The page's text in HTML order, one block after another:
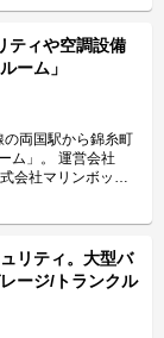
んな方
移動が必要な法人の
ックスガレージ一之
の防犯カメラを設
にお住いのファミリ
ィや
、施設入口にはセコ
います。また、庫内
てご利用頂けます。
、換気扇も設置して
、お客様により快適
を搬入できるよう車
運搬が必要なお客様
部で4種類あり、
ンボックス本鵠沼
あります。また、1
ですので、荷物の出
には、お荷物の搬入
も気軽にご利用頂け
おりますので、お客
具家電などの保管場
点在している病院ス
目の前の道を南下す
ボードやウェットス
す。 セキュ
ティや空調設備
ーム」
ム」。 運営会社
会社マリンボック
ムも海を思わせるマ
屋を用意していま
など安全面は特に気
がわかりやすく、
トランクルームの前
リティ。大型バ
ージ/トランクル